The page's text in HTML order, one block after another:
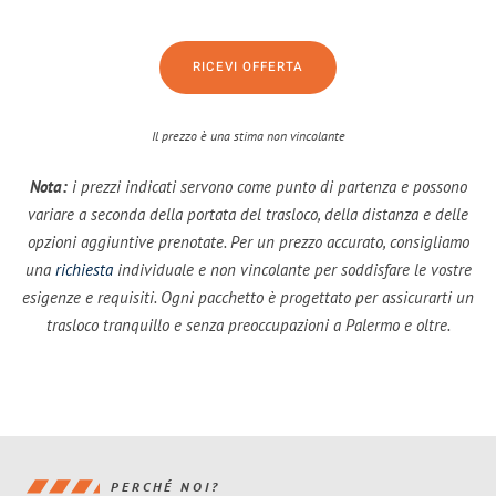
RICEVI OFFERTA
Il prezzo è una stima non vincolante
Nota:i prezzi indicati servono come punto di partenza e possono
variare a seconda della portata del trasloco, della distanza e delle
opzioni aggiuntive prenotate. Per un prezzo accurato, consigliamo
una richiestaindividuale e non vincolante per soddisfare le vostre
esigenze e requisiti. Ogni pacchetto è progettato per assicurarti un
trasloco tranquillo e senza preoccupazioni a Palermo e oltre.
PERCHÉ NOI?